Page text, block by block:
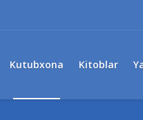
Kutubxona Kitoblar